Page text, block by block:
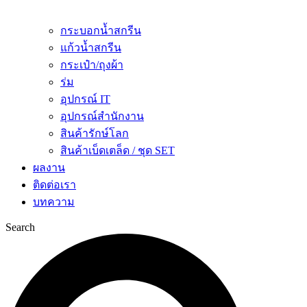
กระบอกน้ำสกรีน
แก้วน้ำสกรีน
กระเป๋า/ถุงผ้า
ร่ม
อุปกรณ์ IT
อุปกรณ์สำนักงาน
สินค้ารักษ์โลก
สินค้าเบ็ดเตล็ด / ชุด SET
ผลงาน
ติดต่อเรา
บทความ
Search